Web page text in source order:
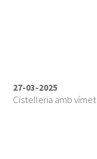
27-03-2025
Cistelleria amb vímet